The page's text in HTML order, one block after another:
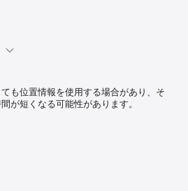
も位置情報を使用する場合があり、そ
が短くなる可能性があります。